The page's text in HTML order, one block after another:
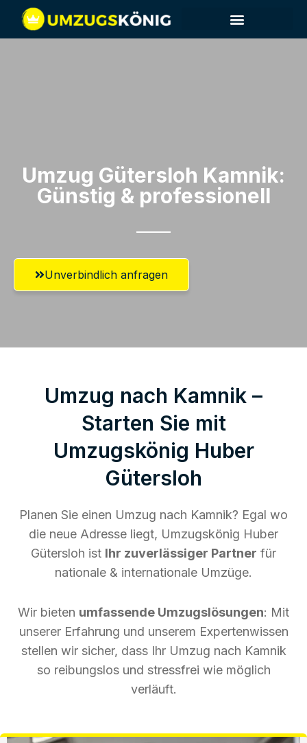
Umzug Gütersloh​ Kamnik:
Günstig & professionell​
Unverbindlich anfragen
Umzug nach Kamnik –
Starten Sie mit
Umzugskönig Huber
Gütersloh
Planen Sie einen Umzug nach Kamnik? Egal wo
die neue Adresse liegt, Umzugskönig Huber
Gütersloh ist Ihr zuverlässiger Partner für
nationale & internationale Umzüge.
Wir bieten umfassende Umzugslösungen: Mit
unserer Erfahrung und unserem Expertenwissen
stellen wir sicher, dass Ihr Umzug nach Kamnik
so reibungslos und stressfrei wie möglich
verläuft.